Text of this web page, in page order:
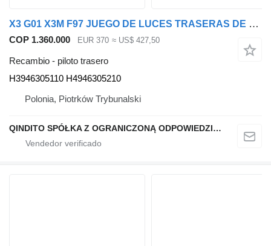
X3 G01 X3M F97 JUEGO DE LUCES TRASERAS DE ELEVACIÓN IZQUIERDA Y DERECHA H3946305110 piloto trasero para BMW X3 G01 X3M F97 coche
COP 1.360.000 EUR 370 ≈ US$ 427,50
Recambio - piloto trasero
H3946305110 H4946305210
Polonia, Piotrków Trybunalski
QINDITO SPÓŁKA Z OGRANICZONĄ ODPOWIEDZIALNOŚCIĄ